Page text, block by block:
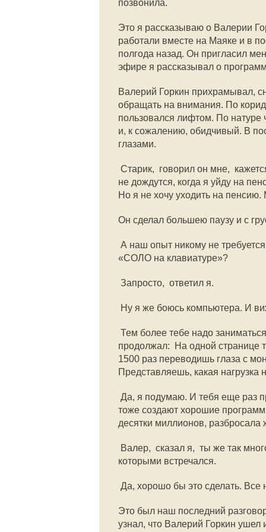
позвонила.
Это я рассказываю о Валерии
работали вместе на Маяке и в
полгода назад. Он пригласил
эфире я рассказывал о
Валерий Горкин прихрамывал,
обращать на внимания. По
пользовался лифтом. По
и, к сожалению, обидчивый. В
глазами.
 Старик,  говорил он мне, 
не дождутся, когда я уйду на
Но я не хочу уходить на
Он сделал большею паузу и с
 А наш опыт никому не
«СОЛО на клавиатуре»?
 Запросто,  ответил я.
 Ну я же боюсь компьютера. И
 Тем более тебе надо
продолжал:  На одной странице
1500 раз переводишь глаза с
Представляешь, какая нагрузка
 Да, я подумаю. И тебя еще раз
тоже создают хорошие
десятки миллионов,
 Валер,  сказал я,  ты же так
которыми встречался.
 Да, хорошо бы это сделать.
Это был наш последний
узнал, что Валерий Горкин ушел